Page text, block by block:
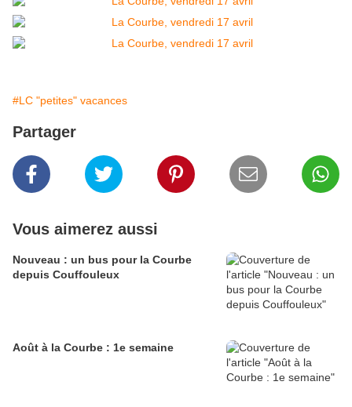
#LC "petites" vacances
Partager
Vous aimerez aussi
Nouveau : un bus pour la Courbe
depuis Couffouleux
Août à la Courbe : 1e semaine